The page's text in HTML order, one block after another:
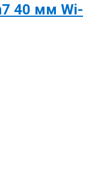
40 мм Wi-